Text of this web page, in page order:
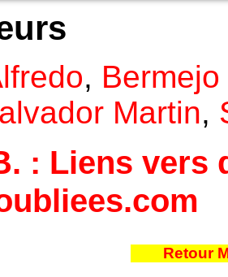
,
Martin,
: Liens vers
Retour